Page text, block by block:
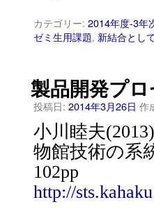
カテゴリー: 2014年度-3年
ゼミ生用課題, 新結合とし
製品開発プ
投稿日: 2014年3月26日 作
小川睦夫
物館技術の系
102pp
http://